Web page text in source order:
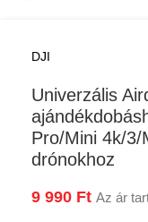
DJI
Univerzális
Pro/Mini 4k/3/
drónokhoz
9 990 Ft Az ár